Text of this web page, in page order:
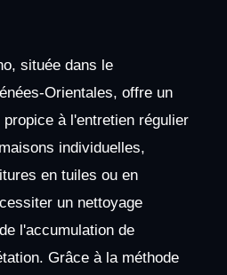
située dans le
Orientales, offre un
à l'entretien régulier
individuelles,
en tuiles ou en
un nettoyage
l'accumulation de
Grâce à la méthode